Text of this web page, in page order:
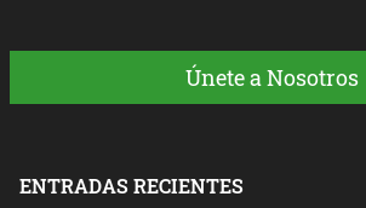
Únete a Nosotros
ENTRADAS RECIENTES